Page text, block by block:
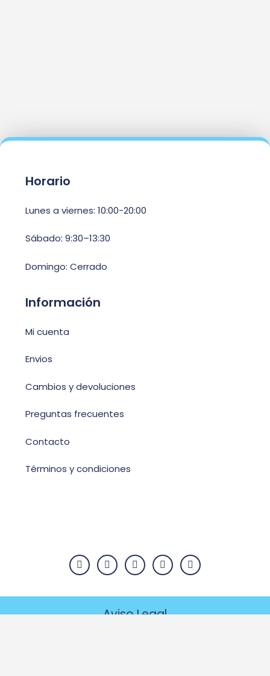
Horario
Lunes a viernes: 10:00-20:00
Sábado: 9:30–13:30
Domingo: Cerrado
Información
Mi cuenta
Envios
Cambios y devoluciones
Preguntas frecuentes
Contacto
Términos y condiciones
Aviso Legal